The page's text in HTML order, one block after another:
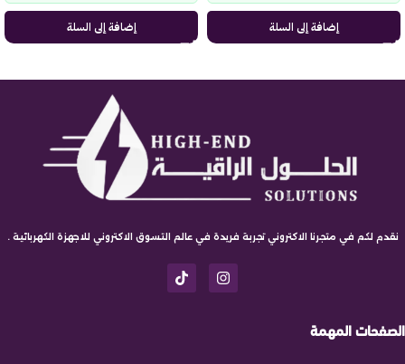
إضافة إلى السلة إضافة إلى السلة
نقدم لكم في متجرنا الاكتروني تجربة فريدة في عالم التسوق الاكتروني للاجهزة الكهربائية .
الصفحات المهمة